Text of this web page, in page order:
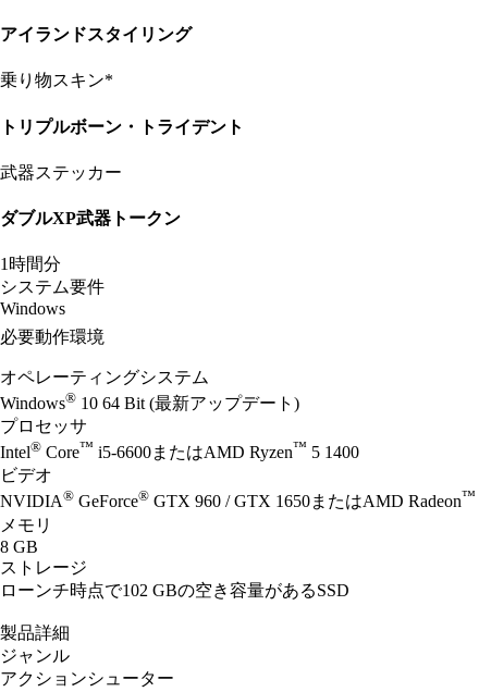
アイランドスタイリング
乗り物スキン*
トリプルボーン・トライデント
武器ステッカー
ダブルXP武器トークン
1時間分
システム要件
Windows
必要動作環境
オペレーティングシステム
Windows® 10 64 Bit (最新アップデート)
プロセッサ
Intel® Core™ i5-6600またはAMD Ryzen™ 5 1400
ビデオ
NVIDIA® GeForce® GTX 960 / GTX 1650またはAMD Radeon™
メモリ
8 GB
ストレージ
ローンチ時点で102 GBの空き容量があるSSD
製品詳細
ジャンル
アクションシューター